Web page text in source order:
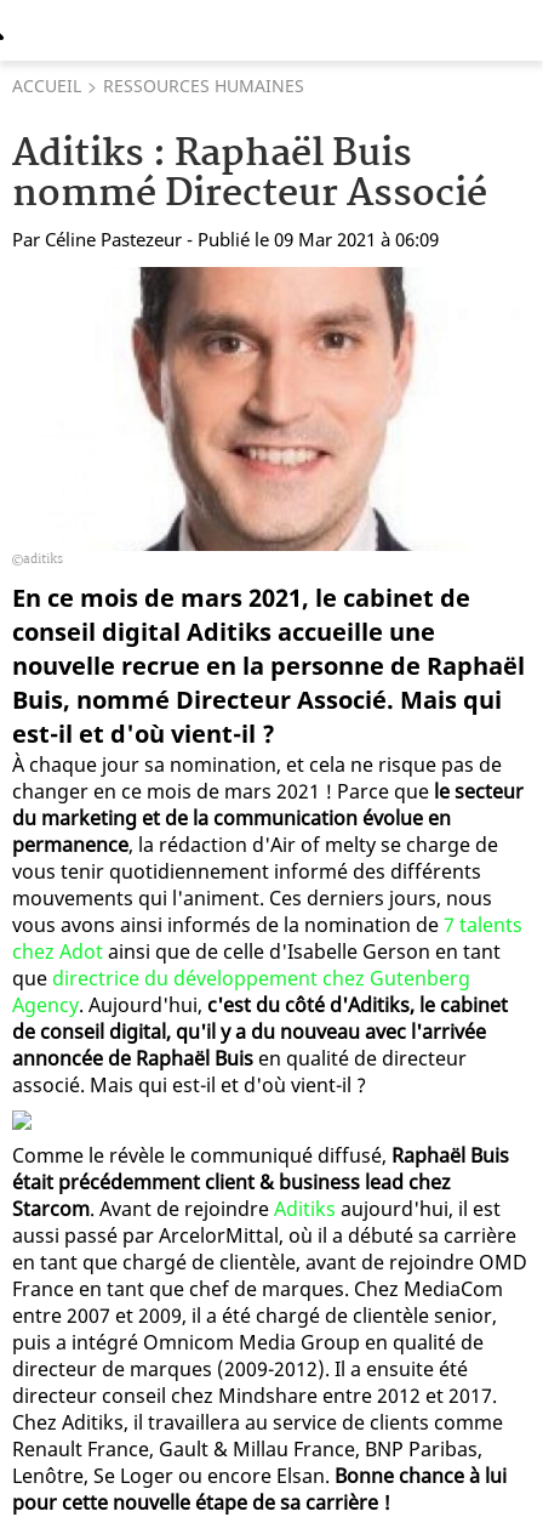
ACCUEIL RESSOURCES HUMAINES
Aditiks : Raphaël Buis
nommé Directeur Associé
Par Céline Pastezeur - Publié le 09 Mar 2021 à 06:09
aditiks
En ce mois de mars 2021, le cabinet de
conseil digital Aditiks accueille une
nouvelle recrue en la personne de Raphaël
Buis, nommé Directeur Associé. Mais qui
est-il et d'où vient-il ?
À chaque jour sa nomination, et cela ne risque pas de
changer en ce mois de mars 2021 ! Parce que le secteur
du marketing et de la communication évolue en
permanence, la rédaction d'Air of melty se charge de
vous tenir quotidiennement informé des différents
mouvements qui l'animent. Ces derniers jours, nous
vous avons ainsi informés de la nomination de7 talents
chez Adotainsi que de celle d'Isabelle Gerson en tant
que directrice du développement chez Gutenberg
Agency. Aujourd'hui, c'est du côté d'Aditiks, le cabinet
de conseil digital, qu'il y a du nouveau avec l'arrivée
annoncée de Raphaël Buis en qualité de directeur
associé. Mais qui est-il et d'où vient-il ?
Comme le révèle le communiqué diffusé, Raphaël Buis
était précédemment client & business lead chez
Starcom. Avant de rejoindreAditiks aujourd'hui, il est
aussi passé par ArcelorMittal, où il a débuté sa carrière
en tant que chargé de clientèle, avant de rejoindre OMD
France en tant que chef de marques. Chez MediaCom
entre 2007 et 2009, il a été chargé de clientèle senior,
puis a intégré Omnicom Media Group en qualité de
directeur de marques (2009-2012). Il a ensuite été
directeur conseil chez Mindshare entre 2012 et 2017.
Chez Aditiks, il travaillera au service de clients comme
Renault France, Gault & Millau France, BNP Paribas,
Lenôtre, Se Loger ou encore Elsan. Bonne chance à lui
pour cette nouvelle étape de sa carrière !